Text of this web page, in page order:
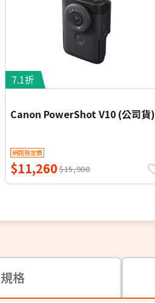
7.1折
Canon PowerShot V10 (公司貨)
網路限定價
$11,260 $15,900
格